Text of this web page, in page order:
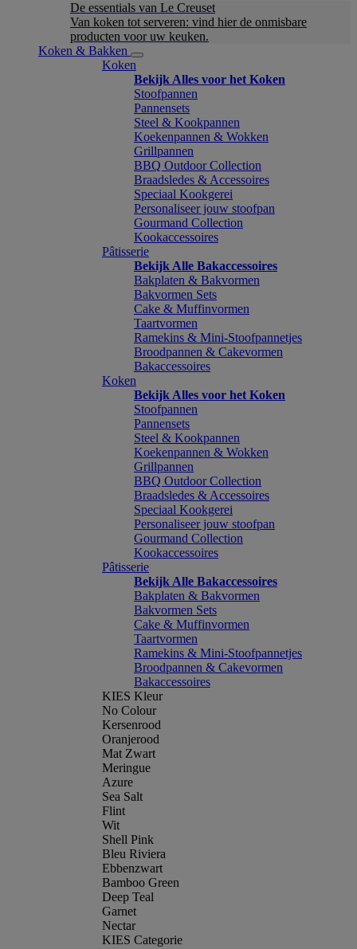
De essentials van Le Creuset
Van koken tot serveren: vind hier de onmisbare
producten voor uw keuken.
Koken & Bakken
Koken
Bekijk Alles voor het Koken
Stoofpannen
Pannensets
Steel & Kookpannen
Koekenpannen & Wokken
Grillpannen
BBQ Outdoor Collection
Braadsledes & Accessoires
Speciaal Kookgerei
Personaliseer jouw stoofpan
Gourmand Collection
Kookaccessoires
Pâtisserie
Bekijk Alle Bakaccessoires
Bakplaten & Bakvormen
Bakvormen Sets
Cake & Muffinvormen
Taartvormen
Ramekins & Mini-Stoofpannetjes
Broodpannen & Cakevormen
Bakaccessoires
Koken
Bekijk Alles voor het Koken
Stoofpannen
Pannensets
Steel & Kookpannen
Koekenpannen & Wokken
Grillpannen
BBQ Outdoor Collection
Braadsledes & Accessoires
Speciaal Kookgerei
Personaliseer jouw stoofpan
Gourmand Collection
Kookaccessoires
Pâtisserie
Bekijk Alle Bakaccessoires
Bakplaten & Bakvormen
Bakvormen Sets
Cake & Muffinvormen
Taartvormen
Ramekins & Mini-Stoofpannetjes
Broodpannen & Cakevormen
Bakaccessoires
KIES Kleur
No Colour
Kersenrood
Oranjerood
Mat Zwart
Meringue
Azure
Sea Salt
Flint
Wit
Shell Pink
Bleu Riviera
Ebbenzwart
Bamboo Green
Deep Teal
Garnet
Nectar
KIES Categorie